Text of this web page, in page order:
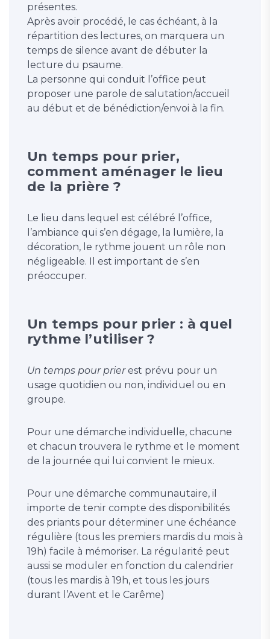
présentes.
Après avoir procédé, le cas échéant, à la
répartition des lectures, on marquera un
temps de silence avant de débuter la
lecture du psaume.
La personne qui conduit l’office peut
proposer une parole de salutation/accueil
au début et de bénédiction/envoi à la fin.
Un temps pour prier,
comment aménager le lieu
de la prière ?
Le lieu dans lequel est célébré l’office,
l’ambiance qui s’en dégage, la lumière, la
décoration, le rythme jouent un rôle non
négligeable. Il est important de s’en
préoccuper.
Un temps pour prier : à quel
rythme l’utiliser ?
Un temps pour prierest prévu pour un
usage quotidien ou non, individuel ou en
groupe.
Pour une démarche individuelle, chacune
et chacun trouvera le rythme et le moment
de la journée qui lui convient le mieux.
Pour une démarche communautaire, il
importe de tenir compte des disponibilités
des priants pour déterminer une échéance
régulière (tous les premiers mardis du mois à
19h) facile à mémoriser. La régularité peut
aussi se moduler en fonction du calendrier
(tous les mardis à 19h, et tous les jours
durant l’Avent et le Carême)